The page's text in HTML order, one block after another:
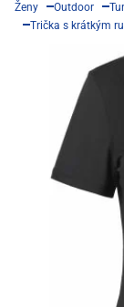
Ženy Outdoor
Trička s krátkým